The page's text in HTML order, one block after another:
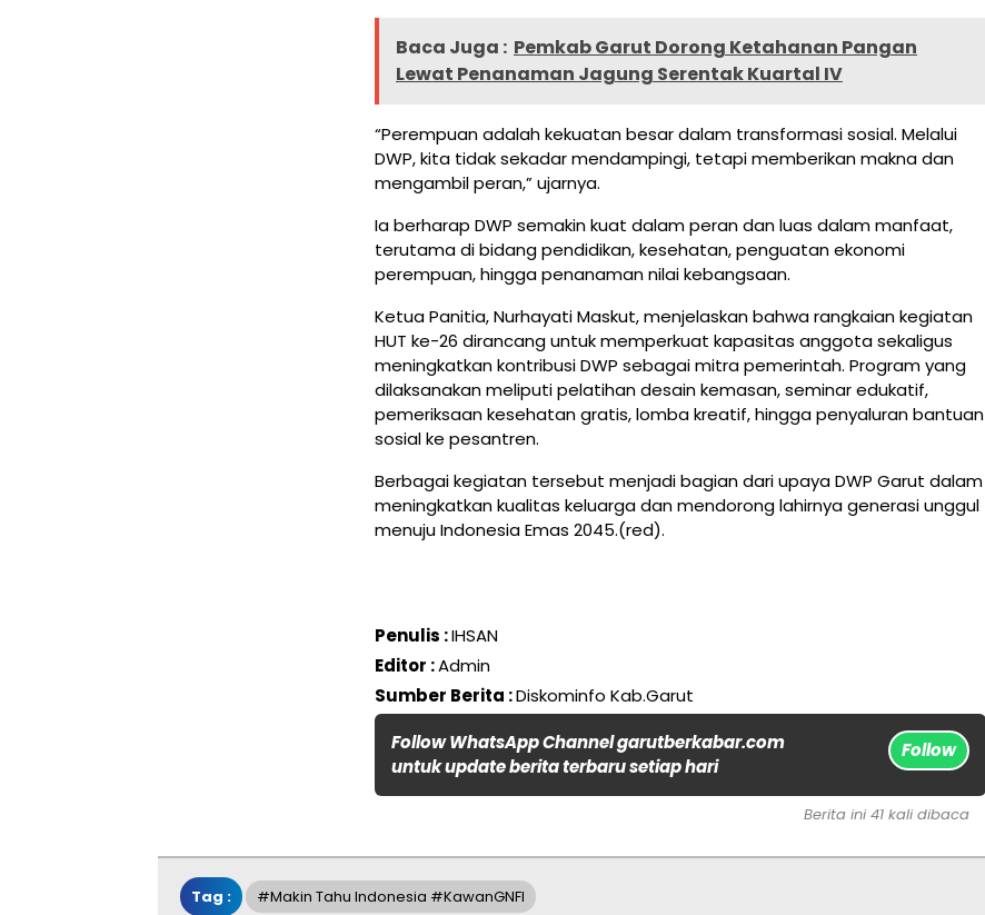
Baca Juga : Pemkab Garut Dorong Ketahanan Pangan
Lewat Penanaman Jagung Serentak Kuartal IV
“Perempuan adalah kekuatan besar dalam transformasi sosial. Melalui
DWP, kita tidak sekadar mendampingi, tetapi memberikan makna dan
mengambil peran,” ujarnya.
Ia berharap DWP semakin kuat dalam peran dan luas dalam manfaat,
terutama di bidang pendidikan, kesehatan, penguatan ekonomi
perempuan, hingga penanaman nilai kebangsaan.
Ketua Panitia, Nurhayati Maskut, menjelaskan bahwa rangkaian kegiatan
HUT ke-26 dirancang untuk memperkuat kapasitas anggota sekaligus
meningkatkan kontribusi DWP sebagai mitra pemerintah. Program yang
dilaksanakan meliputi pelatihan desain kemasan, seminar edukatif,
pemeriksaan kesehatan gratis, lomba kreatif, hingga penyaluran bantuan
sosial ke pesantren.
Berbagai kegiatan tersebut menjadi bagian dari upaya DWP Garut dalam
meningkatkan kualitas keluarga dan mendorong lahirnya generasi unggul
menuju Indonesia Emas 2045.(red).
Penulis :IHSAN
Editor :Admin
Sumber Berita :Diskominfo Kab.Garut
Follow WhatsApp Channel garutberkabar.com
untuk update berita terbaru setiap hari
Follow
Berita ini 41 kali dibaca
Tag : #Makin Tahu Indonesia #KawanGNFI